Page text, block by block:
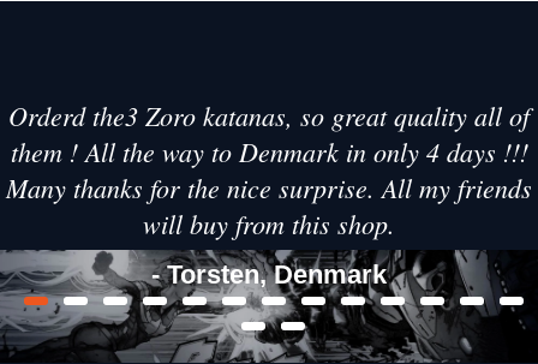
Orderd the3 Zoro katanas, so great quality all of
them ! All the way to Denmark in only 4 days !!!
Many thanks for the nice surprise. All my friends
will buy from this shop.
- Torsten, Denmark